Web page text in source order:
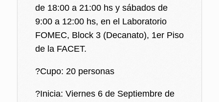
de 18:00 a 21:00 hs y sábados de
9:00 a 12:00 hs, en el Laboratorio
FOMEC, Block 3 (Decanato), 1er Piso
de la FACET.
?Cupo: 20 personas
?Inicia: Viernes 6 de Septiembre de